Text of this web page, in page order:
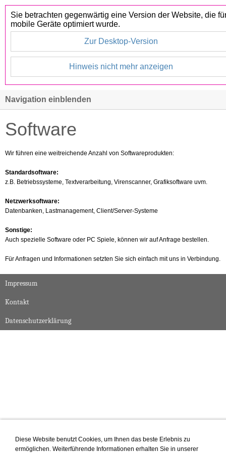
Sie betrachten gegenwärtig eine Version der Website, die
mobile Geräte optimiert wurde.
Zur Desktop-Version
Hinweis nicht mehr anzeigen
Navigation einblenden
Software
Wir führen eine weitreichende Anzahl von Softwareprodukten:
Standardsoftware:
z.B. Betriebssysteme, Textverarbeitung, Virenscanner, Grafiksoftware uvm.
Netzwerksoftware:
Datenbanken, Lastmanagement, Client/Server-Systeme
Sonstige:
Auch spezielle Software oder PC Spiele, können wir auf Anfrage bestellen.
Für Anfragen und Informationen setzten Sie sich einfach mit uns in Verbindung.
Impressum
Kontakt
Datenschutzerklärung
Diese Website benutzt Cookies, um Ihnen das beste Erlebnis zu
ermöglichen. Weiterführende Informationen erhalten Sie in unserer